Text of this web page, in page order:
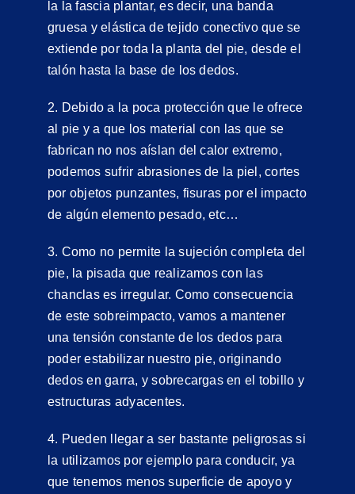
la la fascia plantar, es decir, una banda
gruesa y elástica de tejido conectivo que se
extiende por toda la planta del pie, desde el
talón hasta la base de los dedos.
2. Debido a la poca protección que le ofrece
al pie y a que los material con las que se
fabrican no nos aíslan del calor extremo,
podemos sufrir abrasiones de la piel, cortes
por objetos punzantes, fisuras por el impacto
de algún elemento pesado, etc…
3. Como no permite la sujeción completa del
pie, la pisada que realizamos con las
chanclas es irregular. Como consecuencia
de este sobreimpacto, vamos a mantener
una tensión constante de los dedos para
poder estabilizar nuestro pie, originando
dedos en garra, y sobrecargas en el tobillo y
estructuras adyacentes.
4. Pueden llegar a ser bastante peligrosas si
la utilizamos por ejemplo para conducir, ya
que tenemos menos superficie de apoyo y